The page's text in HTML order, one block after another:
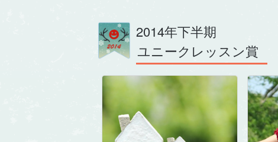
2014年下半期
ユニークレッスン賞